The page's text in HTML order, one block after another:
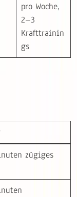
pro Woche,
2–3
Krafttrainin
gs
zügiges